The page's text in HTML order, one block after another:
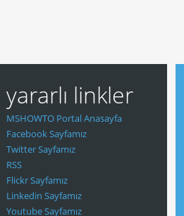
yararlı linkler
MSHOWTO Portal Anasayfa
Facebook Sayfamız
Twitter Sayfamız
RSS
Flickr Sayfamız
Linkedin Sayfamız
Youtube Sayfamız